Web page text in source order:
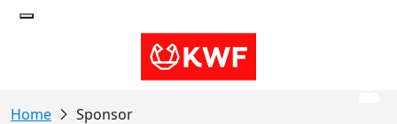
Sponsor